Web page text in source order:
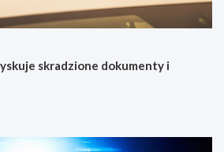
skradzione dokumenty i